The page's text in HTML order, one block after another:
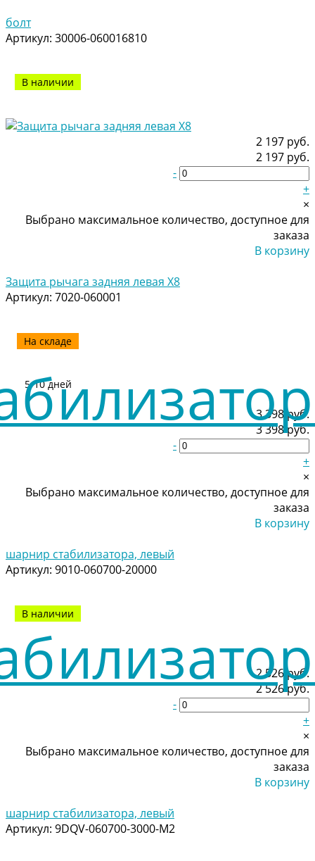
3 398 руб.
3 398 руб.
-
+
×
Выбрано максимальное количество, доступное для
заказа
В корзину
шарнир стабилизатора, левый
Артикул: 9010-060700-20000
В наличии
2 526 руб.
2 526 руб.
-
+
×
Выбрано максимальное количество, доступное для
заказа
В корзину
шарнир стабилизатора, левый
Артикул: 9DQV-060700-3000-M2
2 197 руб.
2 197 руб.
-
+
×
Выбрано максимальное количество, доступное для
заказа
В корзину
Защита рычага задняя левая Х8
Артикул: 7020-060001
На складе
5-10 дней
болт
Артикул: 30006-060016810
В наличии